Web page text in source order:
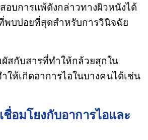
อบการแพ้ดังกล่าวทางผิวหนังได้
พบบ่อยที่สุดสำหรับการวินิจฉัย
สกับสารที่ทำให้กล้วยสุกใน
ห้เกิดอาการไอในบางคนได้เช่น
ชื่อมโยงกับอาการไอและ